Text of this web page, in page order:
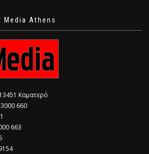
Media Athens
Καματερό
660
663